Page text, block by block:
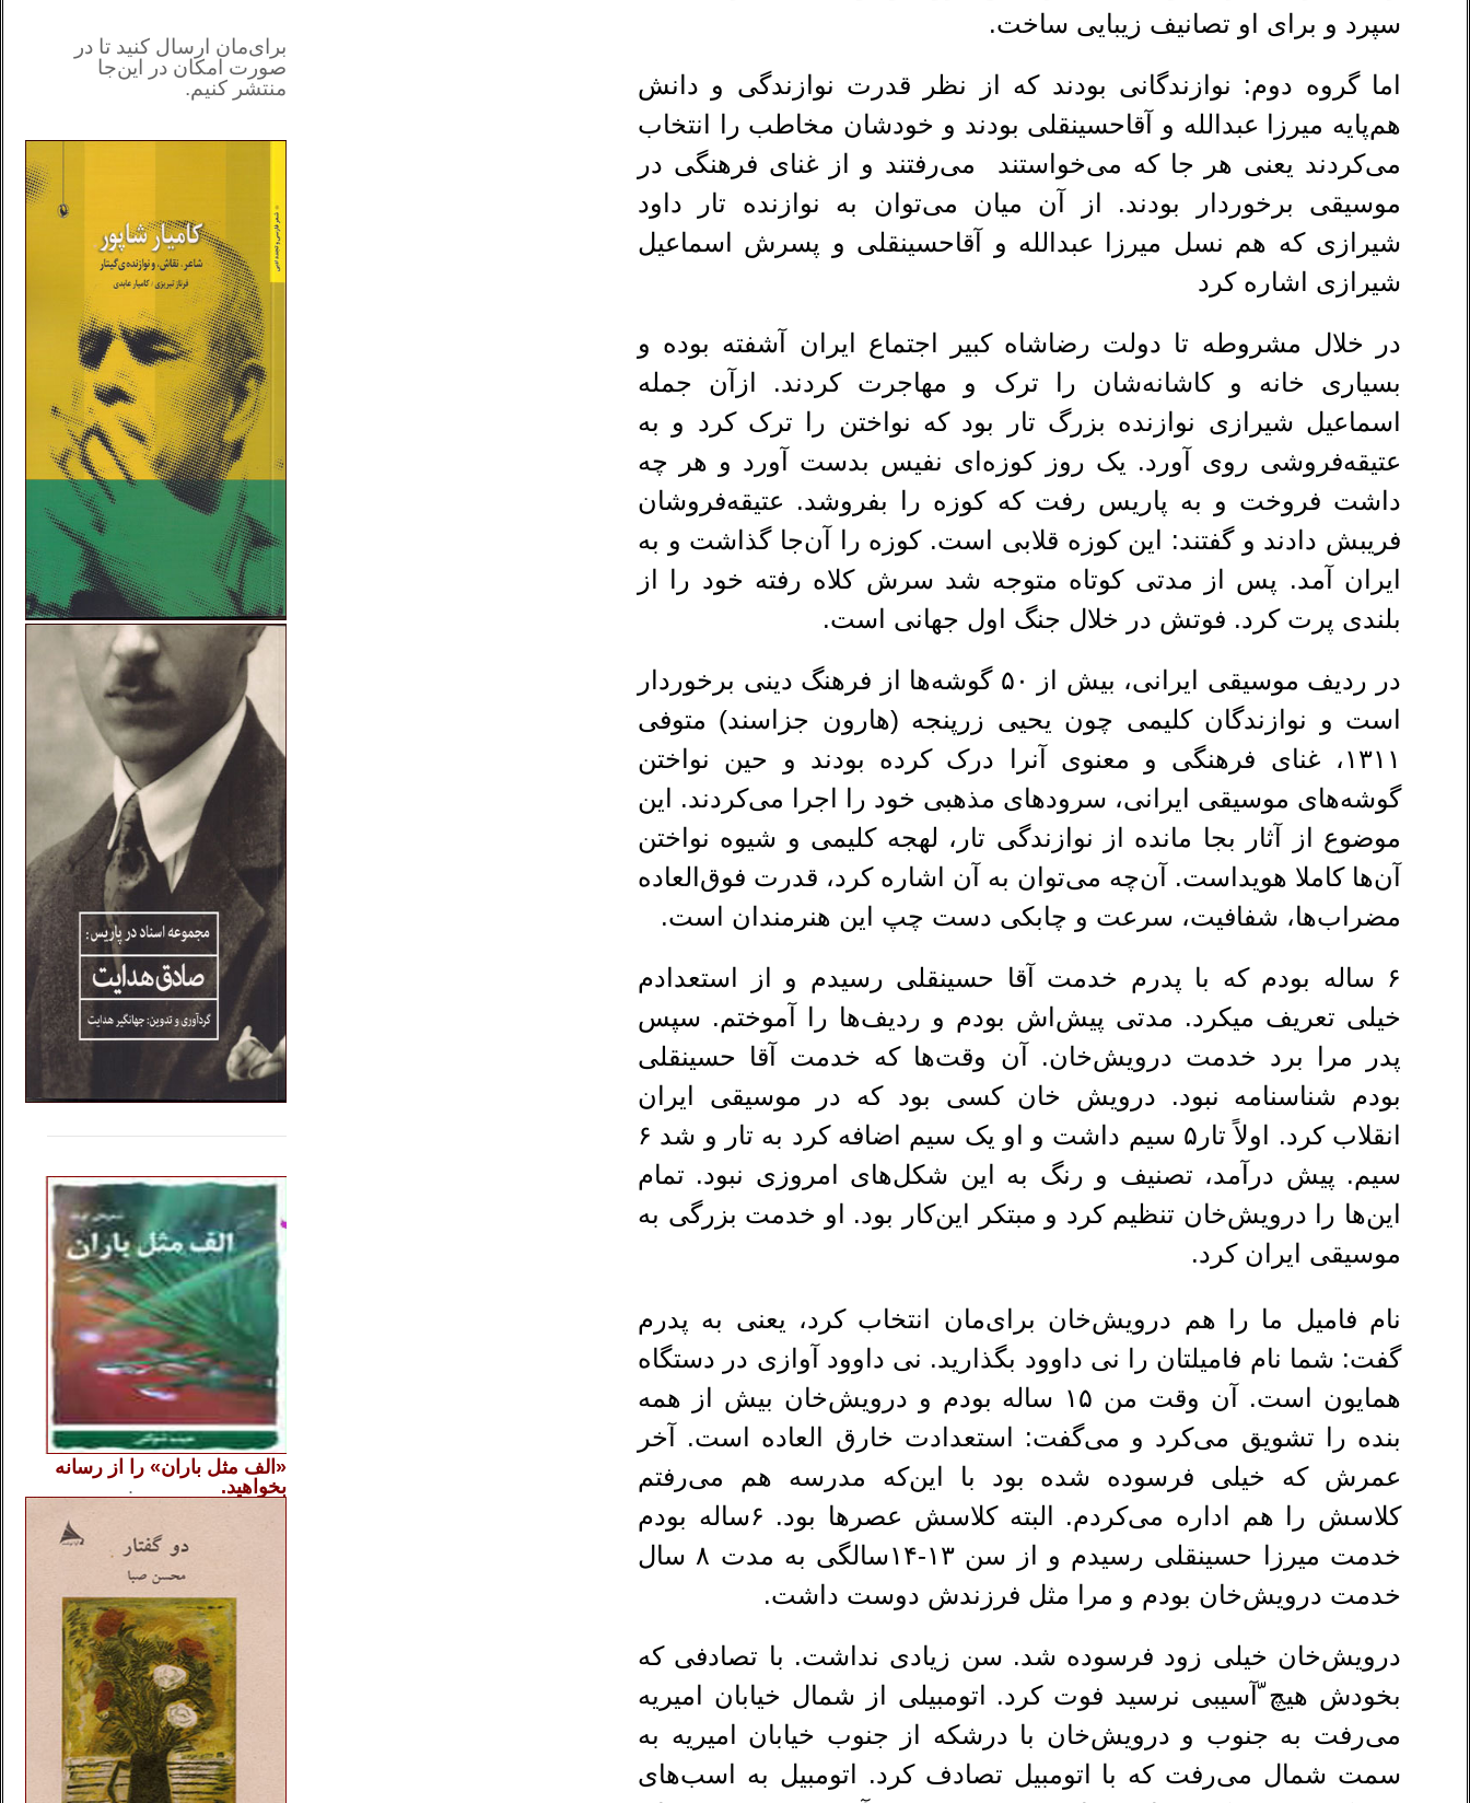
سپرد و برای او تصانیف زیبایی ساخت.
اما گروه دوم: نوازندگانی بودند که از نظر قدرت نوازندگی و دانش
هم‌پایه میرزا عبدالله و ‌آقاحسینقلی بودند و خودشان مخاطب را انتخاب
می‌کردند یعنی هر جا که می‌خواستند می‌رفتند و از غنای فرهنگی در
موسیقی برخوردار بودند. از آن میان می‌توان به نوازنده تار داود
شیرازی که هم نسل میرزا عبدالله و آقاحسینقلی و پسرش اسماعیل
شیرازی اشاره کرد
در خلال مشروطه تا دولت رضاشاه کبیر اجتماع ایران آشفته بوده و
بسیاری خانه و کاشانه‌شان را ترک و مهاجرت کردند. ازآن جمله
اسماعیل شیرازی نوازنده بزرگ تار بود که نواختن را ترک کرد و به
عتیقه‌فروشی روی آورد. یک روز کوزه‌ای نفیس بدست آورد و هر چه
داشت فروخت و به پاریس رفت که کوزه را بفروشد. عتیقه‌‌فروشان
فریبش دادند و گفتند: این کوزه قلابی است. کوزه را آن‌جا گذاشت و به
ایران آمد. پس از مدتی کوتاه متوجه شد سرش کلاه رفته خود را از
بلندی پرت کرد. فوتش در خلال جنگ اول جهانی است.
در ردیف موسیقی ایرانی، بیش از ۵۰ گوشه‌ها از فرهنگ دینی برخوردار
است و نوازندگان کلیمی چون یحیی زرپنجه (هارون جزاسند) متوفی
۱۳۱۱، غنای فرهنگی و معنوی آنرا درک کرده بودند و حین نواختن
گوشه‌های موسیقی ایرانی، سرودهای مذهبی خود را اجرا می‌کردند. این
موضوع از آثار بجا مانده از نوازندگی تار، لهجه کلیمی و شیوه نواختن
آن‌ها کاملا هویداست. آن‌چه می‌توان به آن اشاره کرد، قدرت فوق‌العاده
مضراب‌ها، شفافیت، سرعت و چابکی دست چپ این هنرمندان است.
۶ ساله بودم که با پدرم خدمت آقا حسینقلی رسیدم و از استعدادم
خیلی تعریف میکرد. مدتی پیش‌اش بودم و ردیف‌ها را آموختم. سپس
پدر مرا برد خدمت درویش‌خان. آن وقت‌ها که خدمت آقا حسینقلی
بودم شناسنامه نبود. درویش خان کسی بود که در موسیقی ایران
انقلاب کرد. اولاً تار۵ سیم داشت و او یک سیم اضافه کرد به تار و شد ۶
سیم. پیش درآمد، تصنیف و رنگ به این شکل‌های امروزی نبود. تمام
این‌ها را درویش‌خان تنظیم کرد و مبتکر این‌کار بود. او خدمت بزرگی به
موسیقی ایران کرد.
نام فامیل ما را هم درویش‌خان برای‌مان انتخاب کرد، یعنی به پدرم
گفت: شما نام فامیلتان را نی داوود بگذارید. نی داوود آوازی در دستگاه
همایون است. آن وقت من ۱۵ ساله بودم و درویش‌خان بیش از همه
بنده را تشویق می‌کرد و می‌گفت: استعدادت خارق العاده است. آخر
عمرش که خیلی فرسوده شده بود با این‌که مدرسه هم می‌رفتم
کلاسش را هم اداره می‌کردم. البته کلاسش عصرها بود. ۶ساله بودم
خدمت میرزا حسینقلی رسیدم و از سن ۱۳-۱۴سالگی به مدت ۸ سال
خدمت درویش‌خان بودم و مرا مثل فرزندش دوست داشت.
درویش‌خان خیلی زود فرسوده شد. سن زیادی نداشت. با تصادفی که
بخودش هیچ ّآسیبی نرسید فوت کرد. اتومبیلی از شمال خیابان امیریه
می‌رفت به جنوب و درویش‌خان با درشکه از جنوب خیابان امیریه به
سمت شمال می‌رفت که با اتومبیل تصادف کرد. اتومبیل به اسب‌های
برای‌مان ارسال کنید تا در
صورت امکان در این‌جا
منتشر کنیم.
«الف مثل باران» را از رسانه
بخواهید.
.